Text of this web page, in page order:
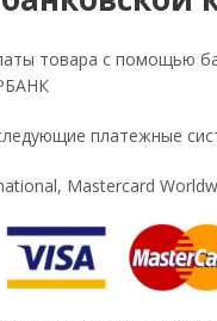
товара с помощью
платежные
Mastercard